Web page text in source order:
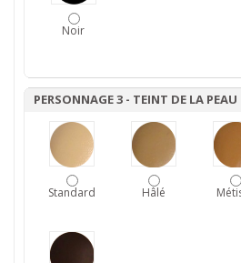
Noir
PERSONNAGE 3 - TEINT DE LA PEAU
Standard Hâlé